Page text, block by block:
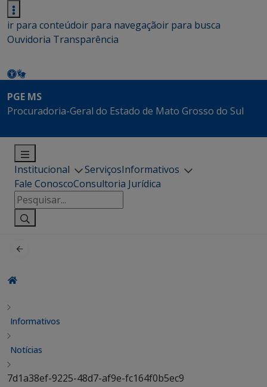
ir para conteúdoir para navegaçãoir para busca
Ouvidoria Transparência
PGE MS
Procuradoria-Geral do Estado de Mato Grosso do Sul
Institucional ServiçosInformativos
Fale ConoscoConsultoria Jurídica
Pesquisar
por:
Informativos
Notícias
7d1a38ef-9225-48d7-af9e-fc164f0b5ec9